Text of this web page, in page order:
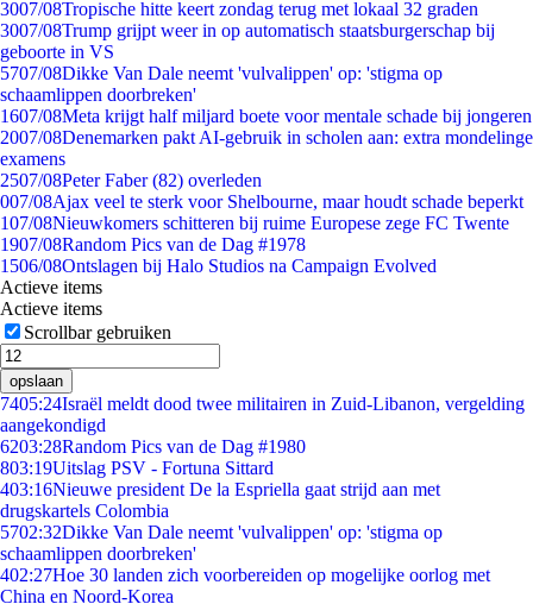
3007/08Tropische hitte keert zondag terug met lokaal 32 graden
3007/08Trump grijpt weer in op automatisch staatsburgerschap bij
geboorte in VS
5707/08Dikke Van Dale neemt 'vulvalippen' op: 'stigma op
schaamlippen doorbreken'
1607/08Meta krijgt half miljard boete voor mentale schade bij jongeren
2007/08Denemarken pakt AI-gebruik in scholen aan: extra mondelinge
examens
2507/08Peter Faber (82) overleden
007/08Ajax veel te sterk voor Shelbourne, maar houdt schade beperkt
107/08Nieuwkomers schitteren bij ruime Europese zege FC Twente
1907/08Random Pics van de Dag #1978
1506/08Ontslagen bij Halo Studios na Campaign Evolved
Actieve items
Actieve items
Scrollbar gebruiken
opslaan
7405:24Israël meldt dood twee militairen in Zuid-Libanon, vergelding
aangekondigd
6203:28Random Pics van de Dag #1980
803:19Uitslag PSV - Fortuna Sittard
403:16Nieuwe president De la Espriella gaat strijd aan met
drugskartels Colombia
5702:32Dikke Van Dale neemt 'vulvalippen' op: 'stigma op
schaamlippen doorbreken'
402:27Hoe 30 landen zich voorbereiden op mogelijke oorlog met
China en Noord-Korea